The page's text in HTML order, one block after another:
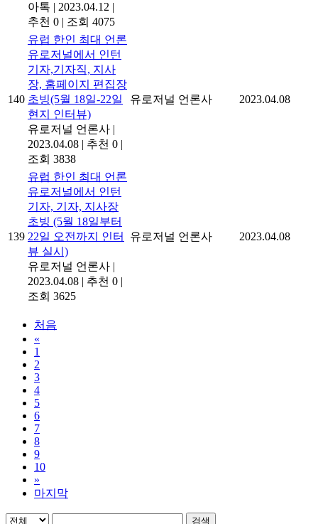
아톡 | 2023.04.12 |
추천 0 | 조회 4075
140
유럽 한인 최대 언론
유로저널에서 인턴
기자,기자직, 지사
장, 홈페이지 편집장
초빙(5월 18일-22일
현지 인터뷰)
유로저널 언론사 |
2023.04.08 | 추천 0 |
조회 3838
유로저널 언론사 2023.04.08
139
유럽 한인 최대 언론
유로저널에서 인턴
기자, 기자, 지사장
초빙 (5월 18일부터
22일 오전까지 인터
뷰 실시)
유로저널 언론사 |
2023.04.08 | 추천 0 |
조회 3625
유로저널 언론사 2023.04.08
처음
«
1
2
3
4
5
6
7
8
9
10
»
마지막
검색